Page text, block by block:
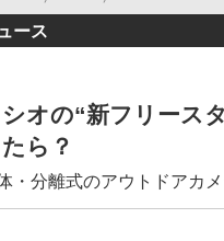
ース
オの“新フリース
ら？
・分離式のアウトドアカ